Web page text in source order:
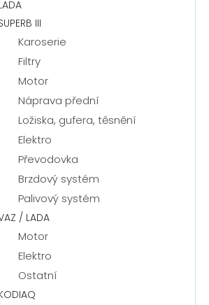
III
Karoserie
Filtry
Motor
Náprava přední
Ložiska, gufera, těsnění
Elektro
Převodovka
Brzdový systém
Palivový systém
/ LADA
Motor
Elektro
Ostatní